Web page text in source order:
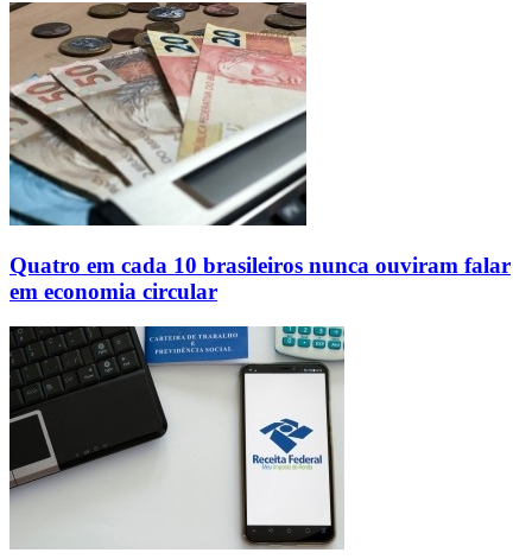
Quatro em cada 10 brasileiros nunca ouviram falar
em economia circular